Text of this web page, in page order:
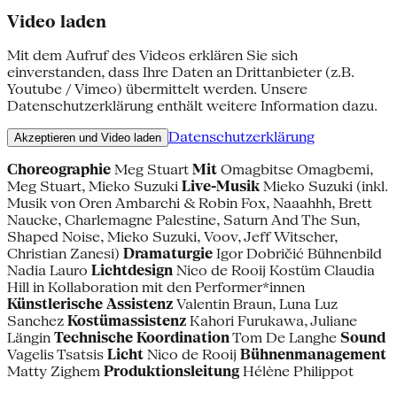
Video laden
Mit dem Aufruf des Videos erklären Sie sich
einverstanden, dass Ihre Daten an Drittanbieter (z.B.
Youtube / Vimeo) übermittelt werden. Unsere
Datenschutzerklärung enthält weitere Information dazu.
Akzeptieren und Video laden Datenschutzerklärung
Choreographie Meg Stuart Mit Omagbitse Omagbemi,
Meg Stuart, Mieko Suzuki Live-Musik Mieko Suzuki (inkl.
Musik von Oren Ambarchi & Robin Fox, Naaahhh, Brett
Naucke, Charlemagne Palestine, Saturn And The Sun,
Shaped Noise, Mieko Suzuki, Voov, Jeff Witscher,
Christian Zanesi) Dramaturgie Igor Dobričić Bühnenbild
Nadia Lauro Lichtdesign Nico de Rooij Kostüm Claudia
Hill in Kollaboration mit den Performer*innen
Künstlerische Assistenz Valentin Braun, Luna Luz
Sanchez Kostümassistenz Kahori Furukawa, Juliane
Längin Technische KoordinationTom De Langhe Sound
Vagelis Tsatsis Licht Nico de Rooij Bühnenmanagement
Matty Zighem Produktionsleitung Hélène Philippot